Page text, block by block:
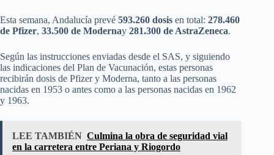
Esta semana, Andalucía prevé 593.260 dosis en total: 278.460
de Pfizer, 33.500 de Modernay 281.300 de AstraZeneca.
Según las instrucciones enviadas desde el SAS, y siguiendo
las indicaciones del Plan de Vacunación, estas personas
recibirán dosis de Pfizer y Moderna, tanto a las personas
nacidas en 1953 o antes como a las personas nacidas en 1962
y 1963.
LEE TAMBIÉN Culmina la obra de seguridad vial
en la carretera entre Periana y Riogordo